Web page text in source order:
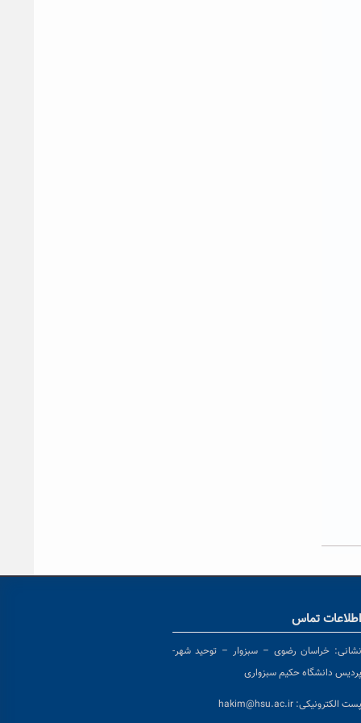
تماس
خراسان رضوی – سبزوار – توحید شهر-
دانشگاه حکیم سبزواری
الکترونیکی: hakim@hsu.ac.ir